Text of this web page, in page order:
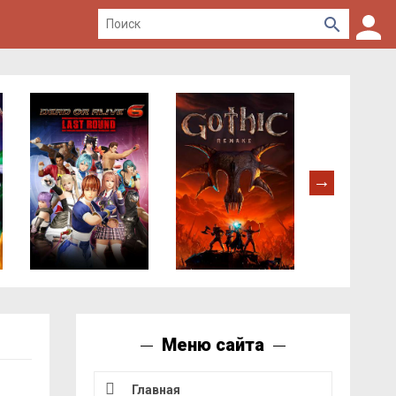
Меню сайта
Главная